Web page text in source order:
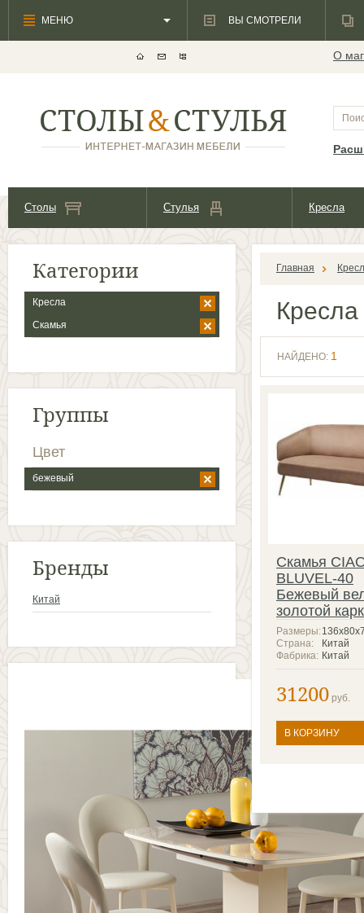
О
Столы Стулья Кресла
Категории
Кресла
Скамья
Группы
Цвет
бежевый
Бренды
Китай
Главная
Кресла
НАЙДЕНО: 1
Скамья
BLUVEL-40
Бежевый
золотой
Размеры:
Китай
Страна:
Китай
Фабрика:
31200 руб.
В КОРЗИНУ
МЕНЮ ВЫ СМОТРЕЛИ